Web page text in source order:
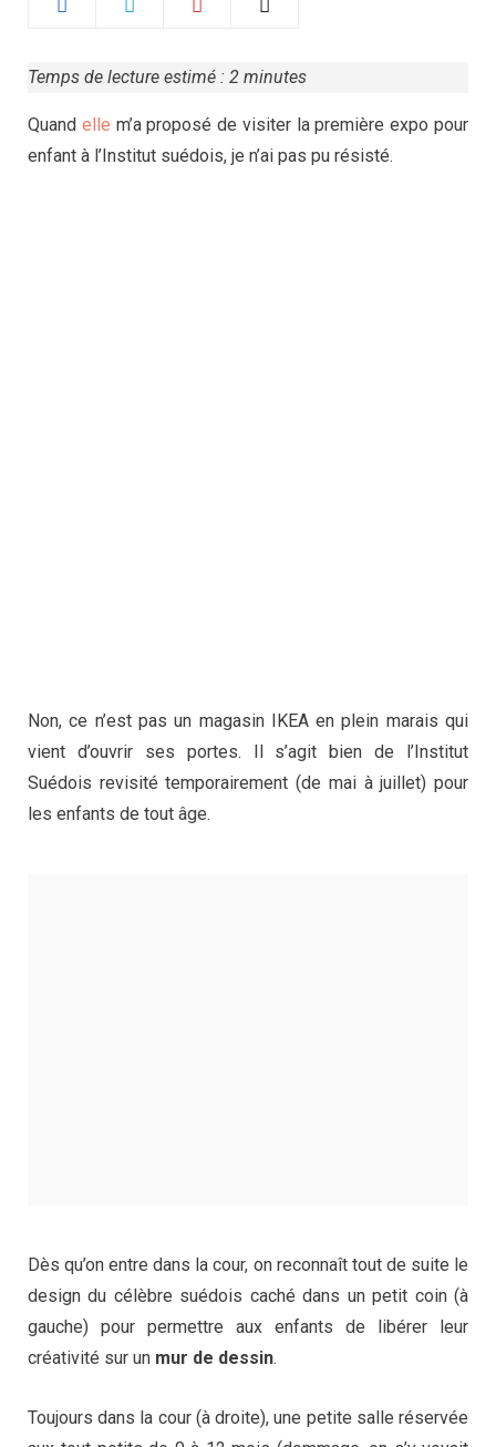
Temps de lecture estimé : 2 minutes
Quand elle m’a proposé de visiter la première expo pour
enfant à l’Institut suédois, je n’ai pas pu résisté.
Non, ce n’est pas un magasin IKEA en plein marais qui
vient d’ouvrir ses portes. Il s’agit bien de l’Institut
Suédois revisité temporairement (de mai à juillet) pour
les enfants de tout âge.
Dès qu’on entre dans la cour, on reconnaît tout de suite le
design du célèbre suédois caché dans un petit coin (à
gauche) pour permettre aux enfants de libérer leur
créativité sur un mur de dessin.
Toujours dans la cour (à droite), une petite salle réservée